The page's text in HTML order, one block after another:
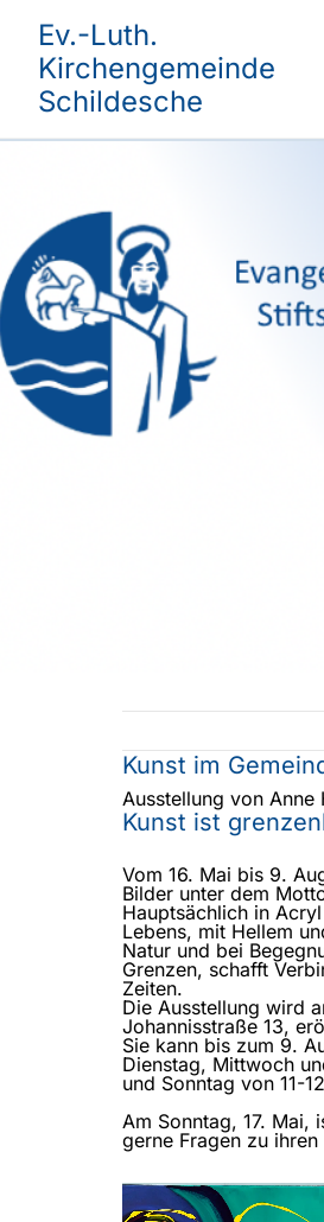
Ev.-Luth.
Kirchengemeinde
Schildesche
Kunst im
Ausstellung von Anne
Kunst ist
Vom 16. Mai bis 9.
Bilder unter dem
Hauptsächlich in
Lebens, mit Hellem
Natur und bei
Grenzen, schafft
Zeiten.
Die Ausstellung wird
Johannisstraße 13,
Sie kann bis zum 9.
Dienstag, Mittwoch
und Sonntag von 11-
Am Sonntag, 17. Mai,
gerne Fragen zu ihren